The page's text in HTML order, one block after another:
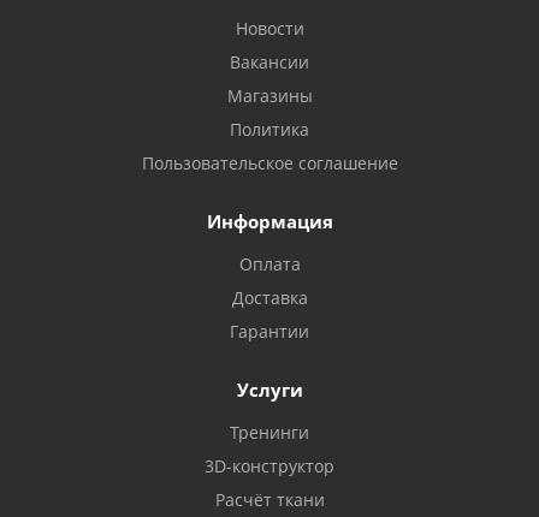
Новости
Вакансии
Магазины
Политика
Пользовательское соглашение
Информация
Оплата
Доставка
Гарантии
Услуги
Тренинги
3D-конструктор
Расчёт ткани